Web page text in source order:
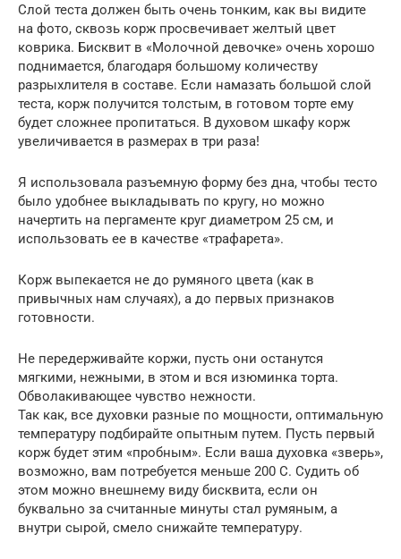
Слой теста должен быть очень тонким, как вы видите
на фото, сквозь корж просвечивает желтый цвет
коврика. Бисквит в «Молочной девочке» очень хорошо
поднимается, благодаря большому количеству
разрыхлителя в составе. Если намазать большой слой
теста, корж получится толстым, в готовом торте ему
будет сложнее пропитаться. В духовом шкафу корж
увеличивается в размерах в три раза!
Я использовала разъемную форму без дна, чтобы тесто
было удобнее выкладывать по кругу, но можно
начертить на пергаменте круг диаметром 25 см, и
использовать ее в качестве «трафарета».
Корж выпекается не до румяного цвета (как в
привычных нам случаях), а до первых признаков
готовности.
Не передерживайте коржи, пусть они останутся
мягкими, нежными, в этом и вся изюминка торта.
Обволакивающее чувство нежности.
Так как, все духовки разные по мощности, оптимальную
температуру подбирайте опытным путем. Пусть первый
корж будет этим «пробным». Если ваша духовка «зверь»,
возможно, вам потребуется меньше 200 С. Судить об
этом можно внешнему виду бисквита, если он
буквально за считанные минуты стал румяным, а
внутри сырой, смело снижайте температуру.